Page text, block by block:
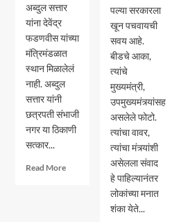
अब्दुल सत्तार
यांना देवेंद्र
फडणवीस यांच्या
मंत्रिमंडळात
स्थान मिळालेलं
नाही. अब्दुल
सत्तार यांनी
छत्रपती संभाजी
नगर या ठिकाणी
सत्कार...
Read MoreRead
पल्या सरकारला
खून पचवायची
सवय आहे.
बीडचे आका,
त्यांचे
मुख्यमंत्री,
उपमुख्यमंत्र्यांसह
असलेले फोटो.
त्यांचा वावर,
त्यांचा मंत्र्यांशी
असेलला संवाद
हे पाहिल्यानंतर
लोकांच्या मनात
शंका येते...